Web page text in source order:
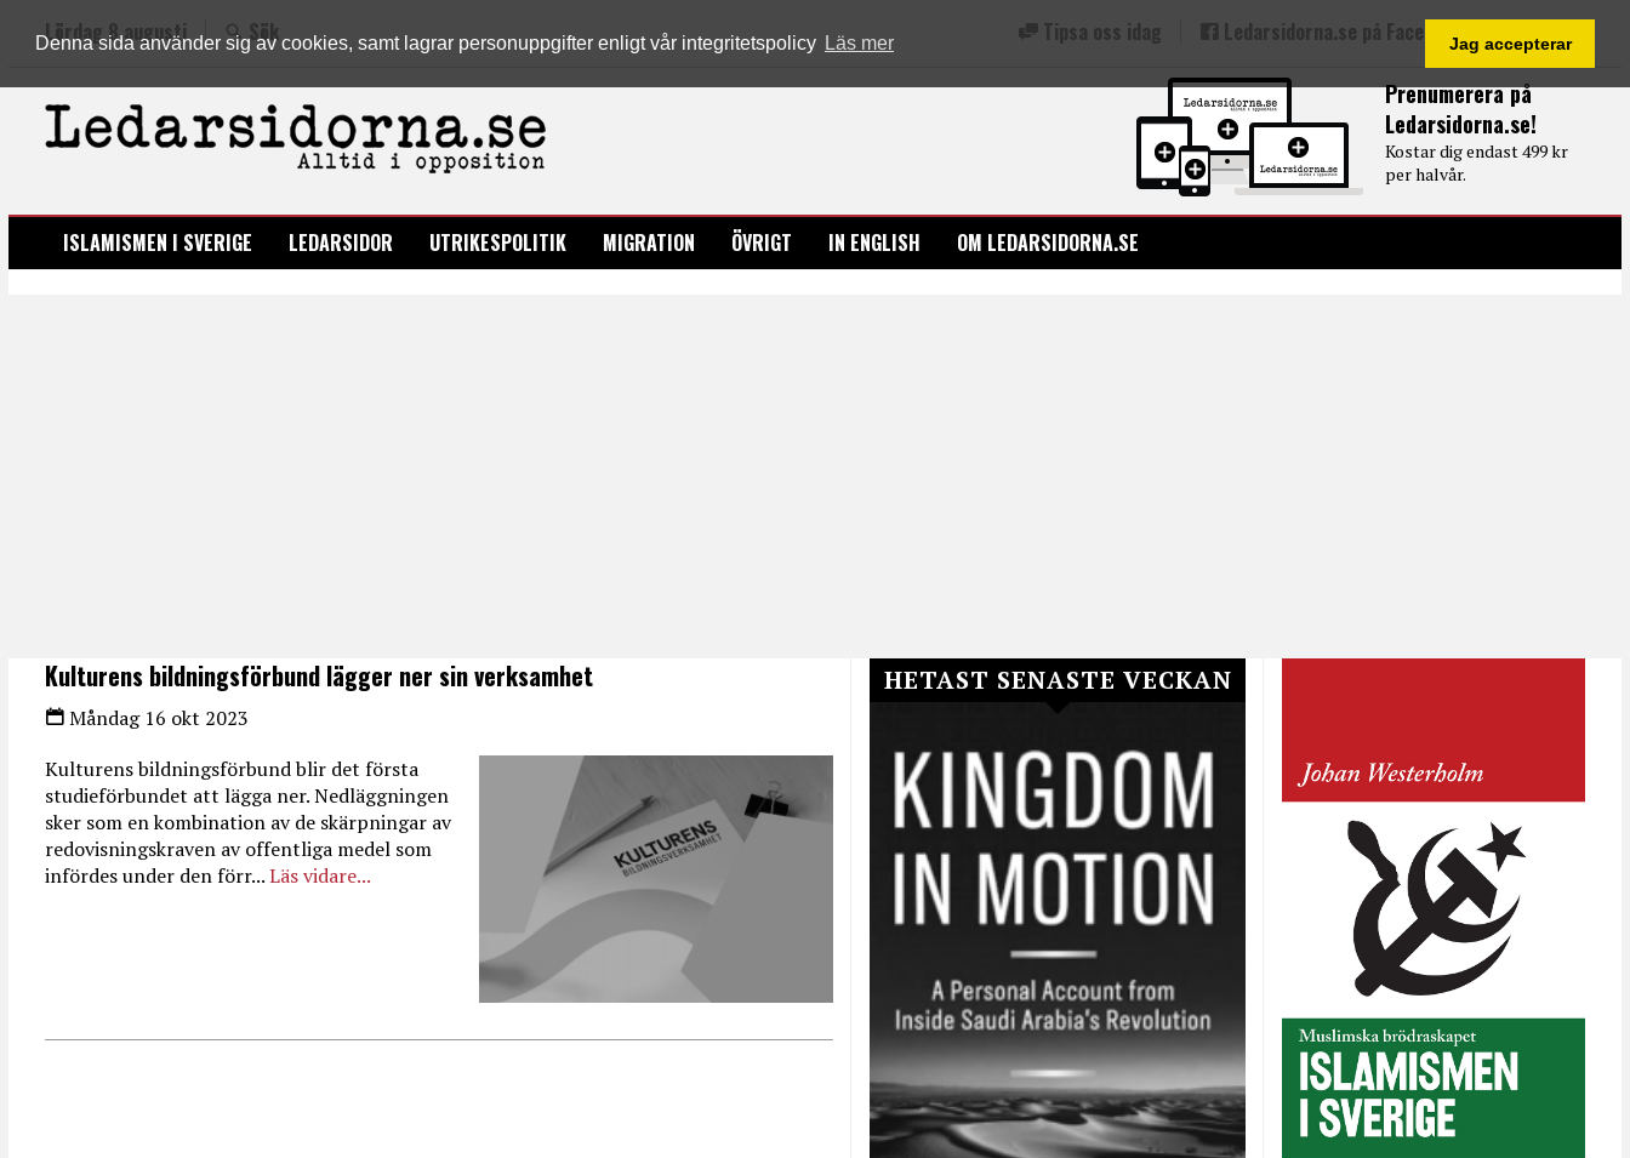
Denna sida använder sig av cookies, samt lagrar personuppgifter enligt vår integritetspolicy Läs mer Jag accepterar
Prenumerera på
Ledarsidorna.se!
Kostar dig endast 499 kr
per halvår.
Lördag 8 augusti Sök Tipsa oss idag Ledarsidorna.se på Facebook
LEDARSIDORNA.SE
ISLAMISMEN I SVERIGE LEDARSIDOR UTRIKESPOLITIK MIGRATION ÖVRIGT IN ENGLISH OM LEDARSIDORNA.SE
Kulturens bildningsförbund lägger ner sin verksamhet
Måndag 16 okt 2023
Kulturens bildningsförbund blir det första
studieförbundet att lägga ner. Nedläggningen
sker som en kombination av de skärpningar av
redovisningskraven av offentliga medel som
infördes under den förr...Läs vidare...
HETAST SENASTE VECKAN